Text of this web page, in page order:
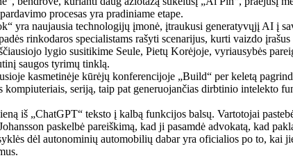
procesas yra pradiniame etape.
yra naujausia technologijų įmonė, įtraukusi generatyvųjį AI į
rinkodaros specialistams rašyti scenarijus, kurti vaizdo
lygio susitikime Seule, Pietų Korėjoje, vyriausybės
saugos tyrimų tinklą.
kasmetinėje kūrėjų konferencijoje „Build“ per keletą
seriją, taip pat generuojančias dirbtinio intelekto
iš „ChatGPT“ teksto į kalbą funkcijos balsų. Vartotojai
paskelbė pareiškimą, kad ji pasamdė advokatą, kad
dėl autonominių automobilių dabar yra oficialios po to, kai